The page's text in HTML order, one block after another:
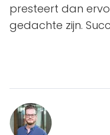
presteert dan
gedachte zijn.